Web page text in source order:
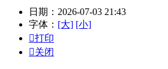
日期：2026-07-03 21:43
字体： [大] [小]
打印
关闭